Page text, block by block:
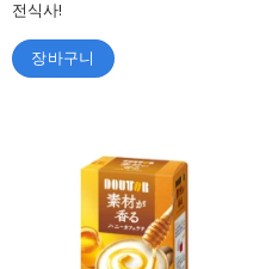
전식사!
장바구니